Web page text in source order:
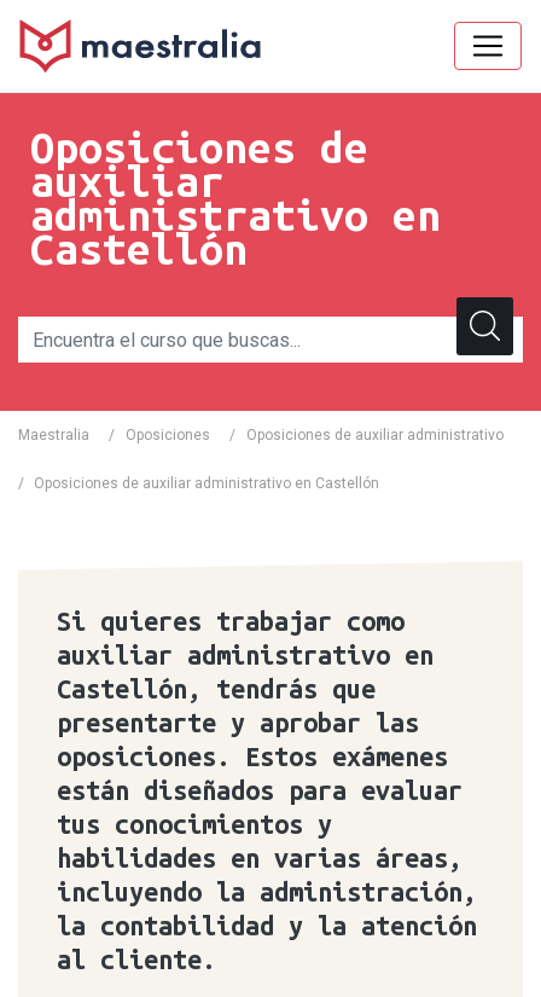
Oposiciones de
auxiliar
administrativo en
Castellón
Maestralia / Oposiciones / Oposiciones de auxiliar administrativo
/ Oposiciones de auxiliar administrativo en Castellón
Si quieres trabajar como
auxiliar administrativo en
Castellón, tendrás que
presentarte y aprobar las
oposiciones. Estos exámenes
están diseñados para evaluar
tus conocimientos y
habilidades en varias áreas,
incluyendo la administración,
la contabilidad y la atención
al cliente.